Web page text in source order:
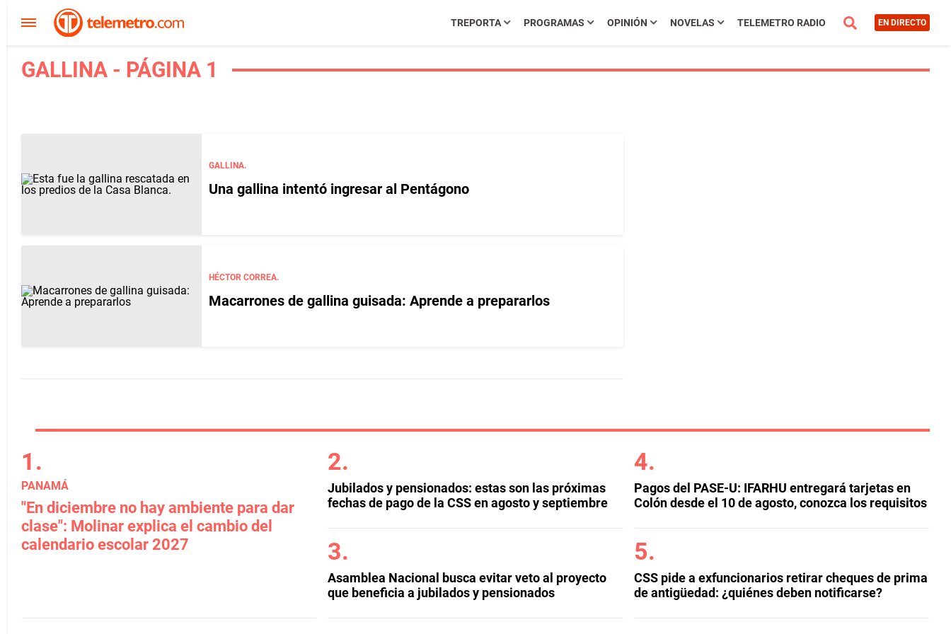
TREPORTA PROGRAMAS OPINIÓN NOVELAS TELEMETRO RADIO EN DIRECTO
GALLINA - PÁGINA 1
GALLINA.
Una gallina intentó ingresar al Pentágono
HÉCTOR CORREA.
Macarrones de gallina guisada: Aprende a prepararlos
PANAMÁ
"En diciembre no hay ambiente para dar
clase": Molinar explica el cambio del
calendario escolar 2027
Jubilados y pensionados: estas son las próximas
fechas de pago de la CSS en agosto y septiembre
Asamblea Nacional busca evitar veto al proyecto
que beneficia a jubilados y pensionados
Pagos del PASE-U: IFARHU entregará tarjetas en
Colón desde el 10 de agosto, conozca los requisitos
CSS pide a exfuncionarios retirar cheques de prima
de antigüedad: ¿quiénes deben notificarse?